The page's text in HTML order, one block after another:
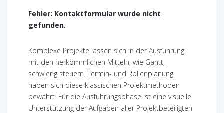
Fehler: Kontaktformular wurde nicht
gefunden.
Komplexe Projekte lassen sich in der Ausführung
mit den herkömmlichen Mitteln, wie Gantt,
schwierig steuern. Termin- und Rollenplanung
haben sich diese klassischen Projektmethoden
bewährt. Für die Ausführungsphase ist eine visuelle
Unterstützung der Aufgaben aller Projektbeteiligten